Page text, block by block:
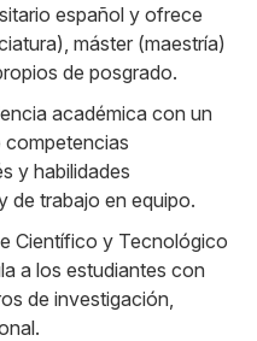
español y ofrece
máster (maestría)
de posgrado.
académica con un
y habilidades
de trabajo en equipo.
Científico y Tecnológico
a los estudiantes con
de investigación,